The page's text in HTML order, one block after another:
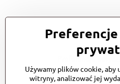
©2026
Preferencje
Oświadczenie o ochronie
Strona stworzona przy
Używamy plików cookie,
witryny, analizować jej